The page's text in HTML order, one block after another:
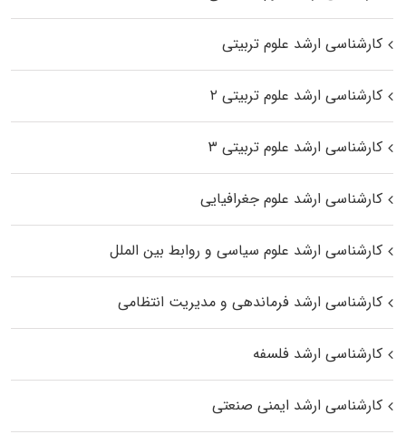
کارشناسی ارشد علوم تربیتی
کارشناسی ارشد علوم تربیتی ۲
کارشناسی ارشد علوم تربیتی ۳
کارشناسی ارشد علوم جغرافیایی
کارشناسی ارشد علوم سیاسی و روابط بین الملل
کارشناسی ارشد فرماندهی و مدیریت انتظامی
کارشناسی ارشد فلسفه
کارشناسی ارشد ایمنی صنعتی